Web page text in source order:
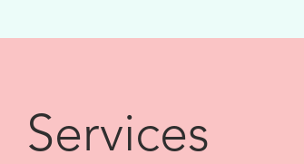
Services